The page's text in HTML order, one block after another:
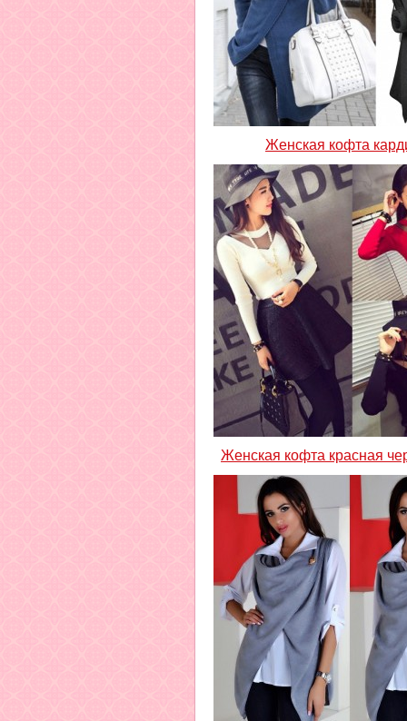
Женская кофта
Женская кофта красная